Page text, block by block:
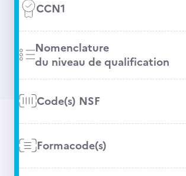
CCN1
Nomenclature
du niveau de qualification
Code(s) NSF
Formacode(s)